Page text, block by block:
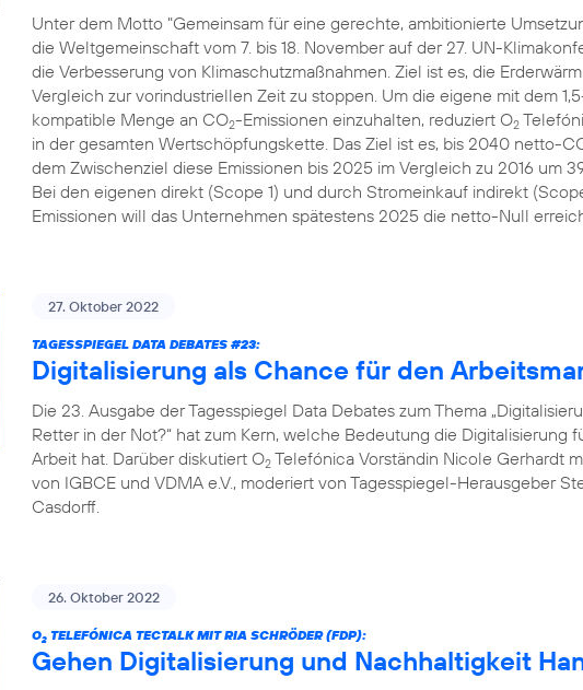
Unter dem Motto "Gemeinsam für eine gerechte, ambitionierte
die Weltgemeinschaft vom 7. bis 18. November auf der 27. UN-
die Verbesserung von Klimaschutzmaßnahmen. Ziel ist es, die
Vergleich zur vorindustriellen Zeit zu stoppen. Um die eigene mit dem
kompatible Menge an CO2-Emissionen einzuhalten, reduziert O2
in der gesamten Wertschöpfungskette. Das Ziel ist es, bis 2040 netto-
dem Zwischenziel diese Emissionen bis 2025 im Vergleich zu 2016 um
Bei den eigenen direkt (Scope 1) und durch Stromeinkauf indirekt
Emissionen will das Unternehmen spätestens 2025 die netto-Null
27. Oktober 2022
TAGESSPIEGEL DATA DEBATES #23:
Digitalisierung als Chance für den
Die 23. Ausgabe der Tagesspiegel Data Debates zum Thema
Retter in der Not?“ hat zum Kern, welche Bedeutung die Digitalisierung
Arbeit hat. Darüber diskutiert O2 Telefónica Vorständin Nicole Gerhardt
von IGBCE und VDMA e.V., moderiert von Tagesspiegel-Herausgeber
Casdorff.
26. Oktober 2022
O2 TELEFÓNICA TECTALK MIT RIA SCHRÖDER (FDP):
Gehen Digitalisierung und Nachhaltigkeit